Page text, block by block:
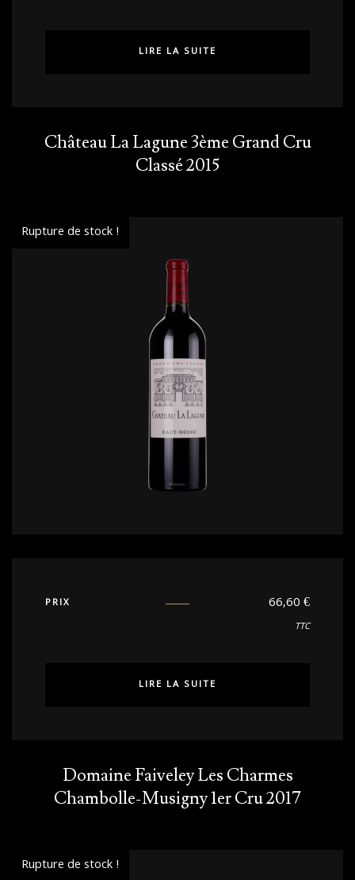
LIRE LA SUITE
Château La Lagune 3ème Grand Cru
Classé 2015
Rupture de stock !
PRIX 66,60€
TTC
LIRE LA SUITE
Domaine Faiveley Les Charmes
Chambolle-Musigny 1er Cru 2017
Rupture de stock !